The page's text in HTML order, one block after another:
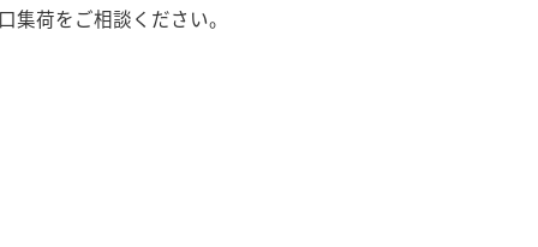
集荷をご相談ください。